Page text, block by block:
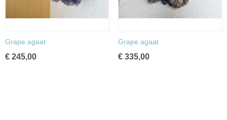
Grape agaat
€ 245,00
Grape agaat
€ 335,00